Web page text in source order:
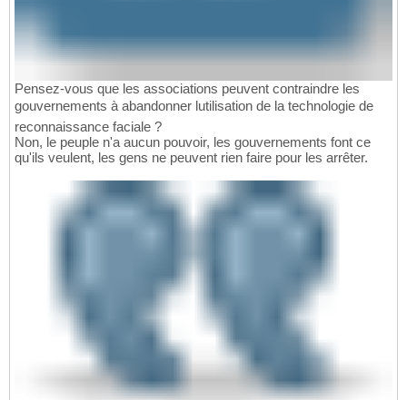
Pensez-vous que les associations peuvent contraindre les
gouvernements à abandonner lutilisation de la technologie de
reconnaissance faciale ?
Non, le peuple n'a aucun pouvoir, les gouvernements font ce
qu'ils veulent, les gens ne peuvent rien faire pour les arrêter.